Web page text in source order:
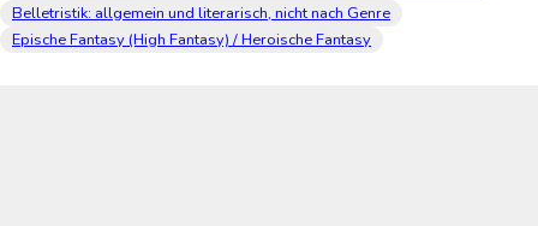
Belletristik: allgemein und literarisch, nicht nach Genre
Epische Fantasy (High Fantasy) / Heroische Fantasy